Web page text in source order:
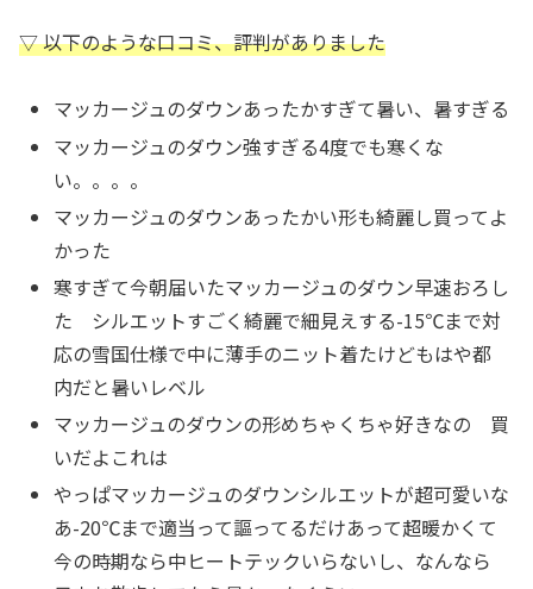
▽ 以下のような口コミ、評判がありました
マッカージュのダウンあったかすぎて暑い、暑すぎる
マッカージュのダウン強すぎる4度でも寒くな
い。。。。
マッカージュのダウンあったかい形も綺麗し買ってよ
かった
寒すぎて今朝届いたマッカージュのダウン早速おろし
た シルエットすごく綺麗で細見えする-15℃まで対
応の雪国仕様で中に薄手のニット着たけどもはや都
内だと暑いレベル
マッカージュのダウンの形めちゃくちゃ好きなの 買
いだよこれは
やっぱマッカージュのダウンシルエットが超可愛いな
あ-20℃まで適当って謳ってるだけあって超暖かくて
今の時期なら中ヒートテックいらないし、なんなら